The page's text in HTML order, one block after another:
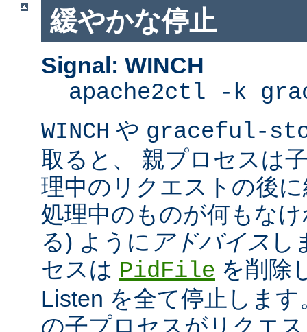
緩やかな停止
Signal: WINCH
apache2ctl -k
WINCH や graceful-
取ると、 親プロセスは
理中のリクエストの後
処理中のものが何もな
る) ように アドバイス し
セスは PidFile を削除
Listen を全て停止しま
の子プロセスがリクエ